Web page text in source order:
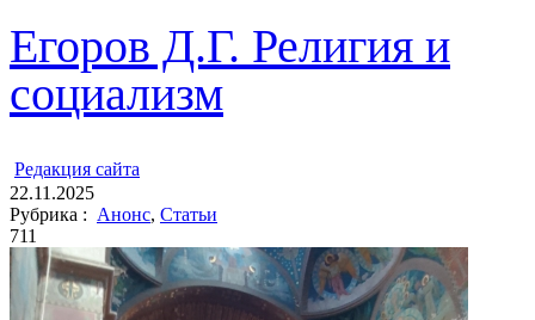
Егоров Д.Г. Религия и
социализм
Редакция cайта
22.11.2025
Рубрика : Анонс, Статьи
711